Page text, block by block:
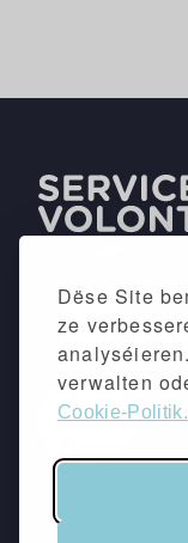
Dëse Site
ze
verwalten
Cookie-Politik.
©2026 -